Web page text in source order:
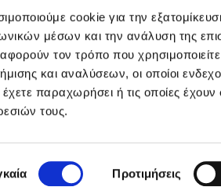
cookie για την
μέσων και την ανάλυση της
τον τρόπο που
και αναλύσεων, οι οποίοι
έχετε παραχωρήσει ή τις οποίες
τους.
Προτιμήσεις
Group